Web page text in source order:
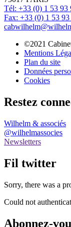
Tél: +33 (0) 1 53 93
Fax: +33 (0) 1 53 93
©2021
Mentions
Plan du site
Données
Cookies
Restez
Wilhelm & associés
@wilhelmassocies
Newsletters
Fil twitter
Sorry, there was a
Could not
Abonnez-